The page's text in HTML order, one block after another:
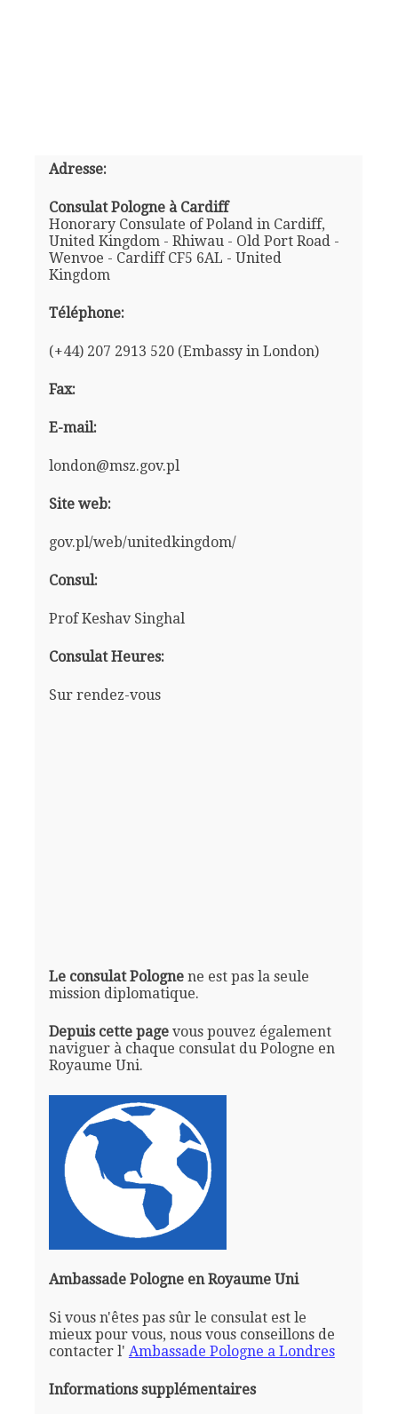
Adresse:
Consulat Pologne à Cardiff
Honorary Consulate of Poland in Cardiff,
United Kingdom - Rhiwau - Old Port Road -
Wenvoe - Cardiff CF5 6AL - United
Kingdom
Téléphone:
(+44) 207 2913 520 (Embassy in London)
Fax:
E-mail:
london@msz.gov.pl
Site web:
gov.pl/web/unitedkingdom/
Consul:
Prof Keshav Singhal
Consulat Heures:
Sur rendez-vous
Le consulat Polognene est pas la seule
mission diplomatique.
Depuis cette pagevous pouvez également
naviguer à chaque consulat du Pologne en
Royaume Uni.
Ambassade Pologne en Royaume Uni
Si vous n'êtes pas sûr le consulat est le
mieux pour vous, nous vous conseillons de
contacter l' Ambassade Pologne a Londres
Informations supplémentaires